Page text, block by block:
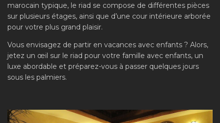
marocain typique, le riad se compose de différentes pièces
sur plusieurs étages, ainsi que d’une cour intérieure arborée
pour votre plus grand plaisir.
Vous envisagez de partir en vacances avec enfants ? Alors,
jetez un œil sur le riad pour votre famille avec enfants, un
luxe abordable et préparez-vous à passer quelques jours
sous les palmiers.